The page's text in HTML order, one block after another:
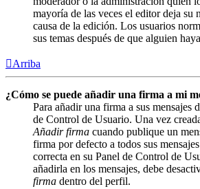
mayoría de las veces el editor deja su
causa de la edición. Los usuarios
sus temas después de que alguien
Arriba
¿Cómo se puede añadir una firma a mi
Para añadir una firma a sus mensajes
de Control de Usuario. Una vez
Añadir firma cuando publique un
firma por defecto a todos sus
correcta en su Panel de Control de
añadirla en los mensajes, debe
firma dentro del perfil.